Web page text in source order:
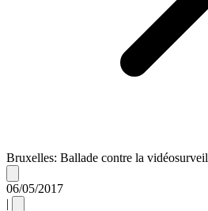
Bruxelles: Ballade contre la
06/05/2017
|